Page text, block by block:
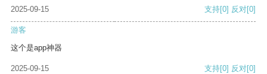
2025-09-15
支持[0] 反对[0]
游客
这个是app神器
2025-09-15 支持[0] 反对[0]